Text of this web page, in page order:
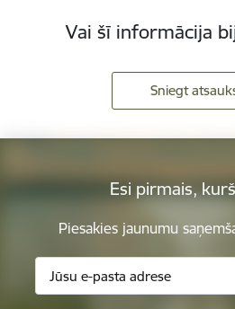
Vai šī informācija
Sniegt
Esi pirmais,
Piesakies jaunumu